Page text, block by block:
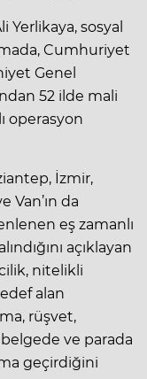
Yerlikaya, sosyal
Cumhuriyet
Genel
52 ilde mali
operasyon
İzmir,
Van’ın da
eş zamanlı
açıklayan
nitelikli
alan
rüşvet,
ve parada
geçirdiğini